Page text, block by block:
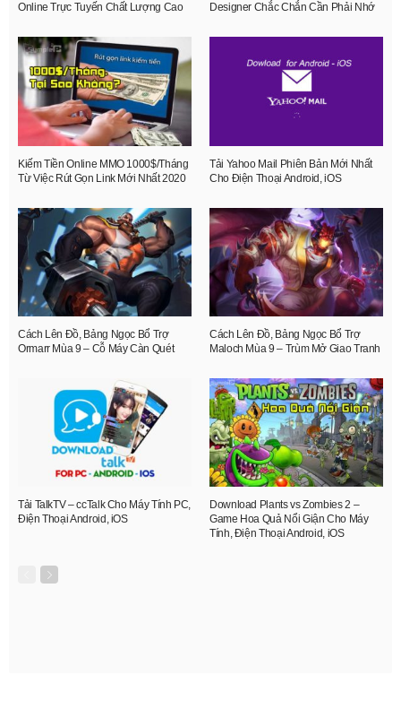
Online Trực Tuyến Chất Lượng Cao Designer Chắc Chắn Cần Phải Nhớ
Kiếm Tiền Online MMO 1000$/Tháng
Từ Việc Rút Gọn Link Mới Nhất 2020
Tải Yahoo Mail Phiên Bản Mới Nhất
Cho Điện Thoại Android, iOS
Cách Lên Đồ, Bảng Ngọc Bổ Trợ
Ormarr Mùa 9 – Cỗ Máy Càn Quét
Cách Lên Đồ, Bảng Ngọc Bổ Trợ
Maloch Mùa 9 – Trùm Mở Giao Tranh
Tải TalkTV – ccTalk Cho Máy Tính PC,
Điện Thoại Android, iOS
Download Plants vs Zombies 2 –
Game Hoa Quả Nổi Giận Cho Máy
Tính, Điện Thoại Android, iOS